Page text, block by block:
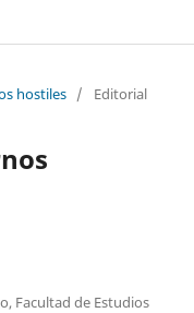
hostiles / Editorial
Facultad de Estudios